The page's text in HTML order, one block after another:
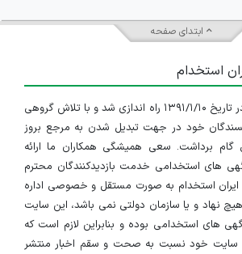
ابتدای صفحه
استخدام
سایت ایران استخدام در تاریخ ۱۳۹۱/۱/۱۰ راه اندازی شد و با تلاش گروهی
خود در جهت تبدیل شدن به مرجع بروز
برداشت. سعی همیشگی همکاران ما ارائه
های استخدامی خدمت بازدیدکنندگان محترم
استخدام به صورت مستقل و خصوصی اداره
نهاد و یا سازمان دولتی نمی باشد، این سایت
های استخدامی بوده و بنابراین لازم است که
سایت خود نسبت به صحت و سقم اخبار منتشر